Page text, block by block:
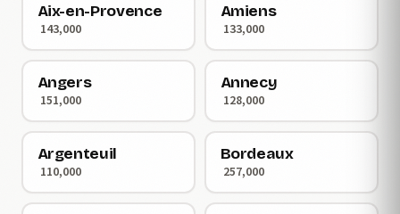
Aix-en-Provence
143,000
Amiens
133,000
Angers
151,000
Annecy
128,000
Argenteuil
110,000
Bordeaux
257,000